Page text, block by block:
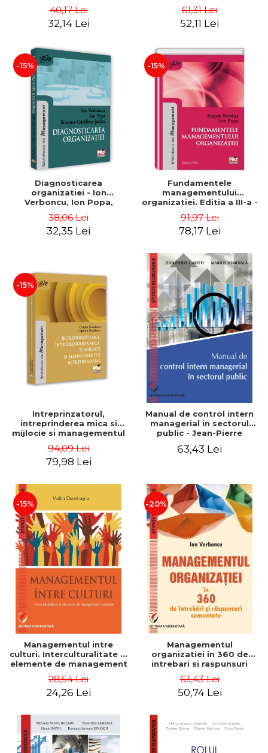
40,17 Lei
32,14 Lei
61,31 Lei
52,11 Lei
-15%
Diagnosticarea
organizatiei - Ion
Verboncu, Ion Popa,
38,06 Lei
32,35 Lei
-15%
Fundamentele
managementului
organizatiei. Editia a III-a -
91,97 Lei
78,17 Lei
-15%
Intreprinzatorul,
intreprinderea mica si
mijlocie si managementul
Nicolescu, Ciprian
Nicolescu
94,09 Lei
79,98 Lei
Manual de control intern
managerial in sectorul
public - Jean-Pierre
63,43 Lei
-15%
Managementul intre
culturi. Interculturalitate si
elemente de management
Dumitrascu
28,54 Lei
24,26 Lei
-20%
Managementul
organizatiei in 360 de
intrebari si raspunsuri
63,43 Lei
50,74 Lei